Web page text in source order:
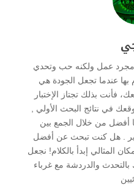
عمل ولكنه حب وتحدي
بها عندما تجعل الجودة هي
فأنت بذلك تجتاز الإختبار
في نتائج البحث الأولي ,
أفضل من خلال الجمع بين
. هل كنت تبحث عن أفضل
المثالي إبدأ بالكلام! نجعل
والدردشة مع غرباء